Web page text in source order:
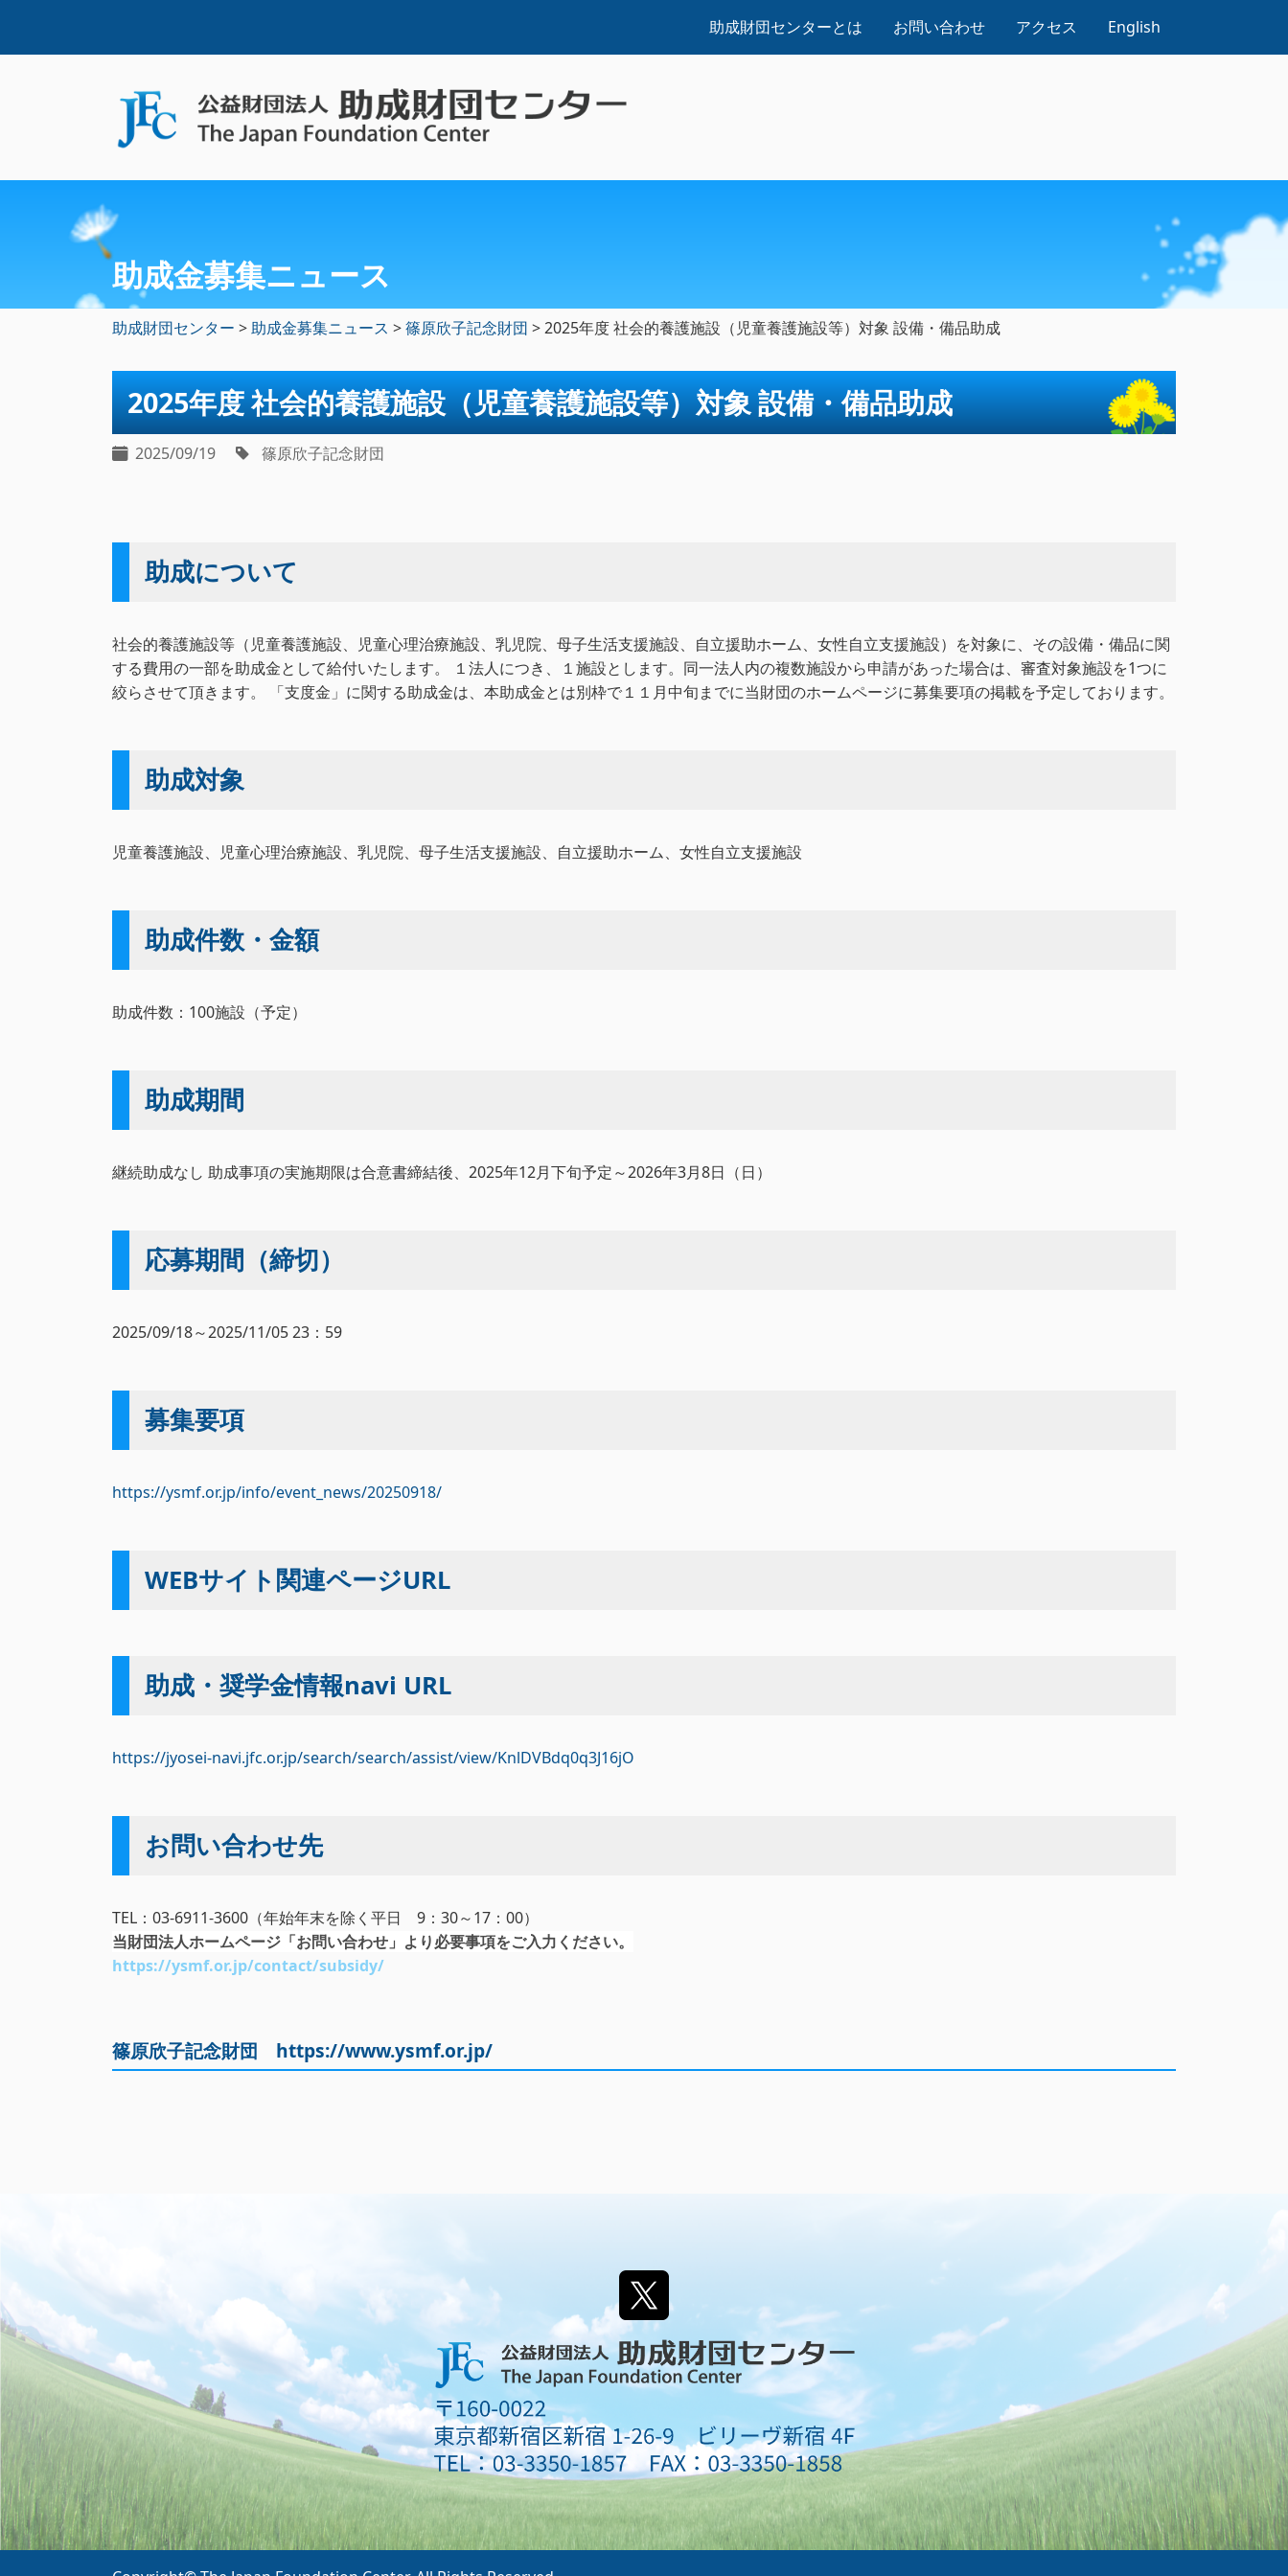
助成財団センターとは お問い合わせ アクセス English
助成金募集ニュース
助成財団センター >助成金募集ニュース >篠原欣子記念財団 >2025年度 社会的養護施設（児童養護施設等）対象 設備・備品助成
2025年度 社会的養護施設（児童養護施設等）対象 設備・備品助成
2025/09/19 篠原欣子記念財団
助成について
社会的養護施設等（児童養護施設、児童心理治療施設、乳児院、母子生活支援施設、自立援助ホーム、女性自立支援施設）を対象に、その設備・備品に関
する費用の一部を助成金として給付いたします。 １法人につき、１施設とします。同一法人内の複数施設から申請があった場合は、審査対象施設を1つに
絞らさせて頂きます。 「支度金」に関する助成金は、本助成金とは別枠で１１月中旬までに当財団のホームページに募集要項の掲載を予定しております。
助成対象
児童養護施設、児童心理治療施設、乳児院、母子生活支援施設、自立援助ホーム、女性自立支援施設
助成件数・金額
助成件数：100施設（予定）
助成期間
継続助成なし 助成事項の実施期限は合意書締結後、2025年12月下旬予定～2026年3月8日（日）
応募期間（締切）
2025/09/18～2025/11/05 23：59
募集要項
https://ysmf.or.jp/info/event_news/20250918/
WEBサイト関連ページURL
助成・奨学金情報navi URL
https://jyosei-navi.jfc.or.jp/search/search/assist/view/KnlDVBdq0q3J16jO
お問い合わせ先
TEL：03-6911-3600（年始年末を除く平日 9：30～17：00）
当財団法人ホームページ「お問い合わせ」より必要事項をご入力ください。
https://ysmf.or.jp/contact/subsidy/
篠原欣子記念財団 https://www.ysmf.or.jp/